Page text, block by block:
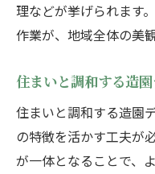
理などが挙げられます
作業が、地域全体の美
住まいと調和する造
住まいと調和する造園
の特徴を活かす工夫が
が一体となることで、